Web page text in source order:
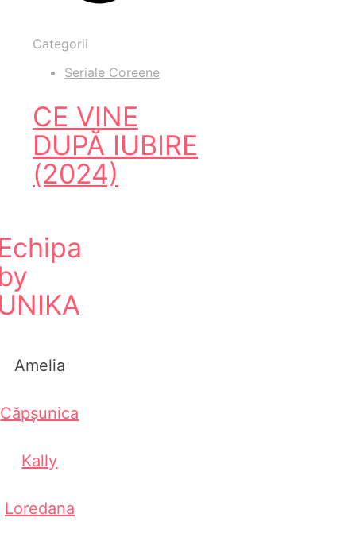
Categorii
Seriale Coreene
CE VINE
DUPĂ IUBIRE
(2024)
Amelia
Căpșunica
Kally
Loredana